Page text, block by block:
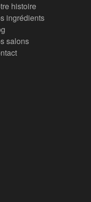
histoire
ingrédients
salons